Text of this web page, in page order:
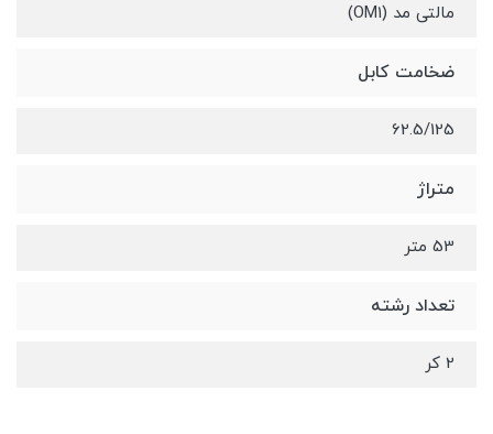
مالتی مد (OM1)
ضخامت کابل
62.5/125
متراژ
53 متر
تعداد رشته
2 کر